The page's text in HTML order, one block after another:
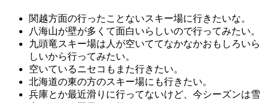
関越方面の行ったことないスキー場に行きたいな。
八海山が壁が多くて面白いらしいので行ってみたい。
九頭竜スキー場は人が空いててなかなかおもしろいら
しいから行ってみたい。
空いているニセコもまた行きたい。
北海道の東の方のスキー場にも行きたい。
兵庫とか最近滑りに行ってないけど、今シーズンは雪